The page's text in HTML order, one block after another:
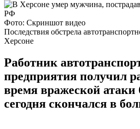
Фото: Скриншот видео
Последствия обстрела
Херсоне
Работник
предприятия получил
время вражеской атаки
сегодня скончался в